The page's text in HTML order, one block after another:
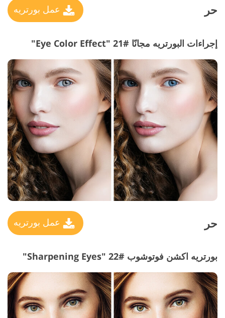
حر عمل بورتريه
إجراءات البورتريه مجانًا #21 "Eye Color Effect"
حر عمل بورتريه
بورتريه اكشن فوتوشوب #22 "Sharpening Eyes"